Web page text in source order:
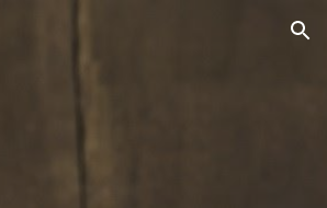
Skip to navigation